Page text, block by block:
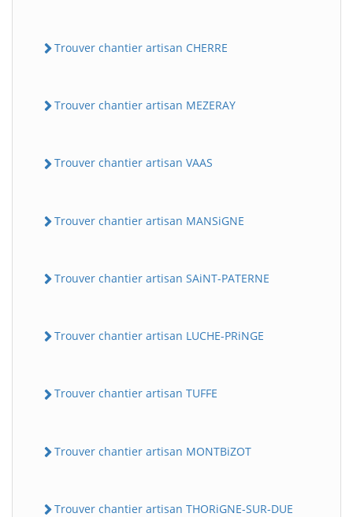
Trouver chantier artisan CHERRE
Trouver chantier artisan MEZERAY
Trouver chantier artisan VAAS
Trouver chantier artisan MANSiGNE
Trouver chantier artisan SAiNT-PATERNE
Trouver chantier artisan LUCHE-PRiNGE
Trouver chantier artisan TUFFE
Trouver chantier artisan MONTBiZOT
Trouver chantier artisan THORiGNE-SUR-DUE